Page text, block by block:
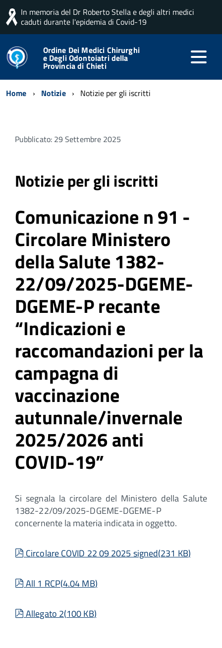
In memoria del Dr Roberto Stella e degli altri medici
caduti durante l'epidemia di Covid-19
Ordine Dei Medici Chirurghi
e Degli Odontoiatri della
Provincia di Chieti
Home Notizie Notizie per gli iscritti
Pubblicato: 29 Settembre 2025
Notizie per gli iscritti
Comunicazione n 91 -
Circolare Ministero
della Salute 1382-
22/09/2025-DGEME-
DGEME-P recante
“Indicazioni e
raccomandazioni per la
campagna di
vaccinazione
autunnale/invernale
2025/2026 anti
COVID-19”
Si segnala la circolare del Ministero della Salute
1382-22/09/2025-DGEME-DGEME-P
concernente la materia indicata in oggetto.
pdf
Circolare COVID 22 09 2025 signed(231 KB)
pdf
All 1 RCP(4.04 MB)
pdf
Allegato 2(100 KB)